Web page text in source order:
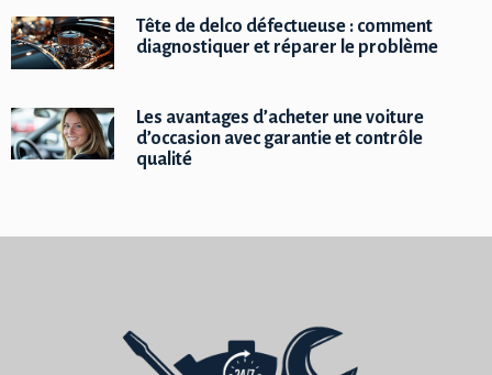
Tête de delco défectueuse : comment
diagnostiquer et réparer le problème
Les avantages d’acheter une voiture
d’occasion avec garantie et contrôle
qualité